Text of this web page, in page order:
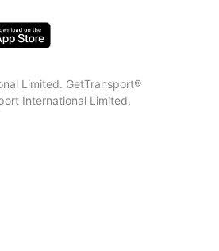
Limited. GetTransport®
International Limited.